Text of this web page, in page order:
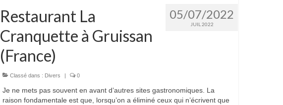
05/07/2022
JUIL 2022
Restaurant La
Cranquette à Gruissan
(France)
Classé dans : Divers | 0
Je ne mets pas souvent en avant d’autres sites gastronomiques. La
raison fondamentale est que, lorsqu’on a éliminé ceux qui n’écrivent que